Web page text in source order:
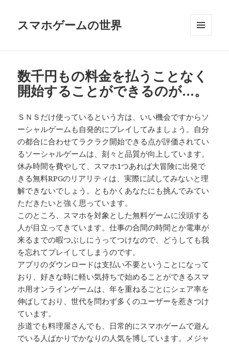
スマホゲームの世界
数千円もの料金を払うことなく
開始することができるのが…。
ＳＮＳだけ使っているという方は、いい機会ですからソ
ーシャルゲームも自発的にプレイしてみましょう。自分
の都合に合わせてラクラク開始できる点が評価されてい
るソーシャルゲームは、刻々と品質が向上しています。
休み時間を費やして、スマホ1つあれば大冒険に出発で
きる無料RPGのリアリティは、実際に試してみないと理
解できないでしょう。ともかくあなたにも挑んでみてい
ただきたいと強く思っています。
このところ、スマホを対象とした無料ゲームに没頭する
人が目立ってきています。仕事の合間の時間とか電車が
来るまでの暇つぶしにうってつけなので、どうしても我
を忘れてプレイしてしまうのです。
アプリのダウンロードは支払い不要ということになって
おり、好きな時に軽い気持ちで始めることができるスマ
ホ用オンラインゲームは、年を重ねるごとにシェア率を
伸ばしており、世代を問わず多くのユーザーを惹きつけ
ています。
歩道でも料理屋さんでも、日常的にスマホゲームで遊ん
でいる人ばかりでかなりの人気を博しています。メジャ